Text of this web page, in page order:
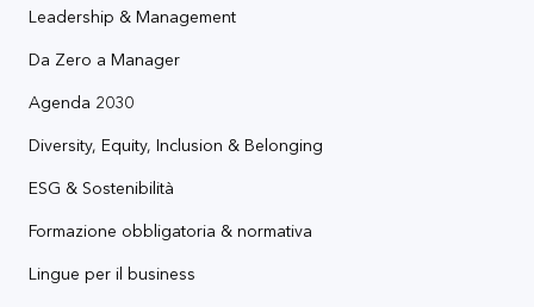
Leadership & Management
Da Zero a Manager
Agenda 2030
Diversity, Equity, Inclusion & Belonging
ESG & Sostenibilità
Formazione obbligatoria & normativa
Lingue per il business